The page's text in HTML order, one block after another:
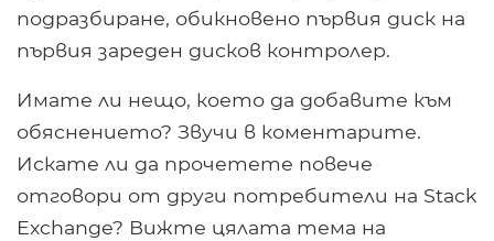
подразбиране, обикновено първия диск на
първия зареден дисков контролер.
Имате ли нещо, което да добавите към
обяснението? Звучи в коментарите.
Искате ли да прочетете повече
отговори от други потребители на Stack
Exchange? Вижте цялата тема на